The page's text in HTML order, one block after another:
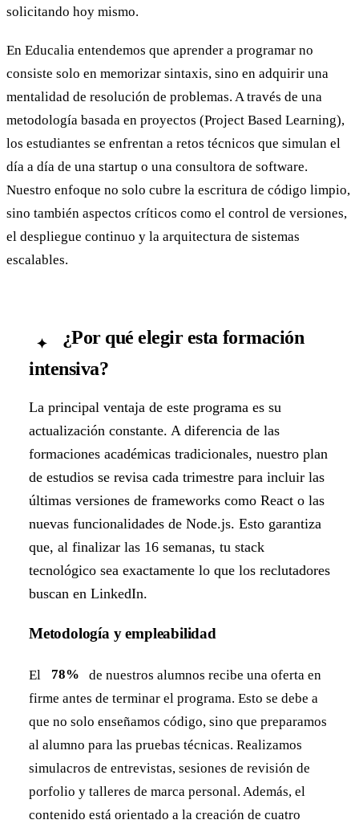
solicitando hoy mismo.
En Educalia entendemos que aprender a programar no
consiste solo en memorizar sintaxis, sino en adquirir una
mentalidad de resolución de problemas. A través de una
metodología basada en proyectos (Project Based Learning),
los estudiantes se enfrentan a retos técnicos que simulan el
día a día de una startup o una consultora de software.
Nuestro enfoque no solo cubre la escritura de código limpio,
sino también aspectos críticos como el control de versiones,
el despliegue continuo y la arquitectura de sistemas
escalables.
✦
¿Por qué elegir esta formación
intensiva?
La principal ventaja de este programa es su
actualización constante. A diferencia de las
formaciones académicas tradicionales, nuestro plan
de estudios se revisa cada trimestre para incluir las
últimas versiones de frameworks como React o las
nuevas funcionalidades de Node.js. Esto garantiza
que, al finalizar las 16 semanas, tu stack
tecnológico sea exactamente lo que los reclutadores
buscan en LinkedIn.
Metodología y empleabilidad
El 78%
de nuestros alumnos recibe una oferta en
firme antes de terminar el programa. Esto se debe a
que no solo enseñamos código, sino que preparamos
al alumno para las pruebas técnicas. Realizamos
simulacros de entrevistas, sesiones de revisión de
porfolio y talleres de marca personal. Además, el
contenido está orientado a la creación de cuatro